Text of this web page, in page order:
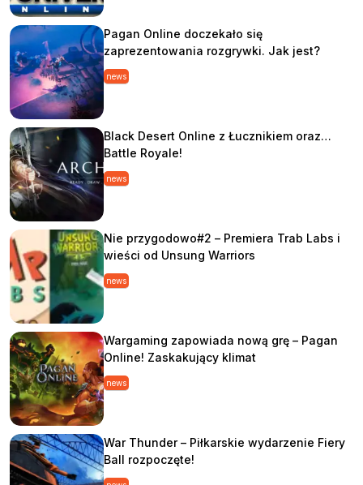
Pagan Online doczekało się
zaprezentowania rozgrywki. Jak jest?
news
Black Desert Online z Łucznikiem oraz…
Battle Royale!
news
Nie przygodowo#2 – Premiera Trab Labs i
wieści od Unsung Warriors
news
Wargaming zapowiada nową grę – Pagan
Online! Zaskakujący klimat
news
War Thunder – Piłkarskie wydarzenie Fiery
Ball rozpoczęte!